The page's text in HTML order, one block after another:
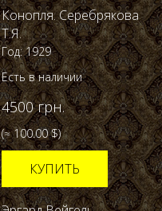
Конопля. Серебрякова
Т.Я.
Год: 1929
Есть в наличии
4500 грн.
(≈ 100.00 $)
КУПИТЬ